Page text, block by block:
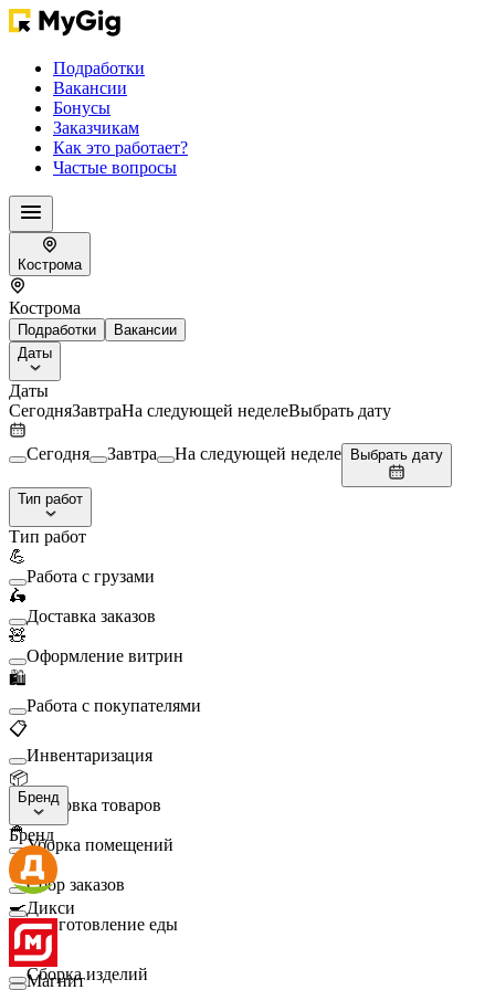
Подработки
Вакансии
Бонусы
Заказчикам
Как это работает?
Частые вопросы
Кострома
Кострома
Подработки
Вакансии
Даты
Даты
СегодняЗавтраНа следующей неделеВыбрать дату
Сегодня Завтра На следующей неделе Выбрать дату
Тип работ
Тип работ
💪
Работа с грузами
🛵
Доставка заказов
🧸
Оформление витрин
🛍️
Работа с покупателями
📋
Инвентаризация
📦
Упаковка товаров
🧹
Уборка помещений
🛒
Сбор заказов
🍳
Приготовление еды
🛠️
Сборка изделий
Бренд
Бренд
Дикси
Магнит